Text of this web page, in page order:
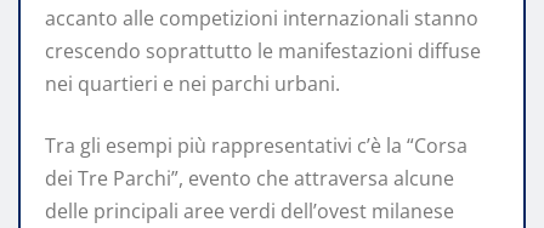
accanto alle competizioni internazionali stanno
crescendo soprattutto le manifestazioni diffuse
nei quartieri e nei parchi urbani.
Tra gli esempi più rappresentativi c’è la “Corsa
dei Tre Parchi”, evento che attraversa alcune
delle principali aree verdi dell’ovest milanese